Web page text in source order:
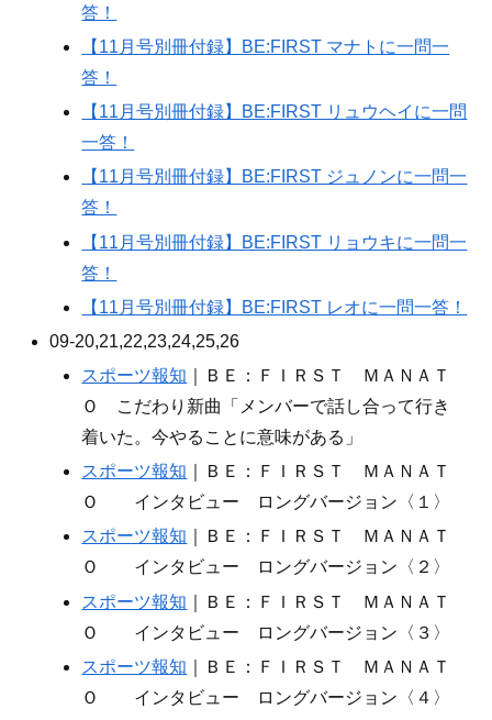
答！
【11月号別冊付録】BE:FIRST マナトに一問一
答！
【11月号別冊付録】BE:FIRST リュウヘイに一問
一答！
【11月号別冊付録】BE:FIRST ジュノンに一問一
答！
【11月号別冊付録】BE:FIRST リョウキに一問一
答！
【11月号別冊付録】BE:FIRST レオに一問一答！
09-20,21,22,23,24,25,26
スポーツ報知 ｜ＢＥ：ＦＩＲＳＴ ＭＡＮＡＴ
Ｏ こだわり新曲「メンバーで話し合って行き
着いた。今やることに意味がある」
スポーツ報知 ｜ＢＥ：ＦＩＲＳＴ ＭＡＮＡＴ
Ｏ インタビュー ロングバージョン〈１〉
スポーツ報知 ｜ＢＥ：ＦＩＲＳＴ ＭＡＮＡＴ
Ｏ インタビュー ロングバージョン〈２〉
スポーツ報知 ｜ＢＥ：ＦＩＲＳＴ ＭＡＮＡＴ
Ｏ インタビュー ロングバージョン〈３〉
スポーツ報知 ｜ＢＥ：ＦＩＲＳＴ ＭＡＮＡＴ
Ｏ インタビュー ロングバージョン〈４〉